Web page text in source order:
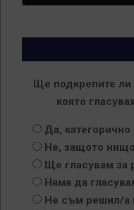
Ще подкрепите ли
която
Да, категорично
Не, защото
Ще гласувам за
Няма да
Не съм решил/а